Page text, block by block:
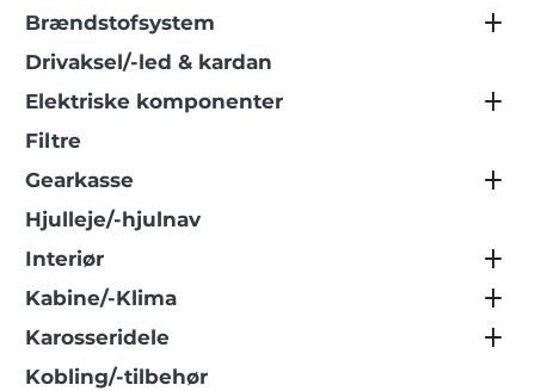
Brændstofsystem
Drivaksel/-led & kardan
Elektriske komponenter
Filtre
Gearkasse
Hjulleje/-hjulnav
Interiør
Kabine/-Klima
Karosseridele
Kobling/-tilbehør